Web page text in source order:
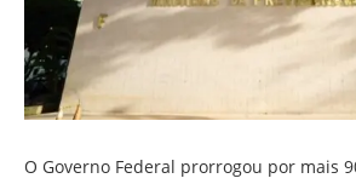
O Governo Federal prorrogou por mais